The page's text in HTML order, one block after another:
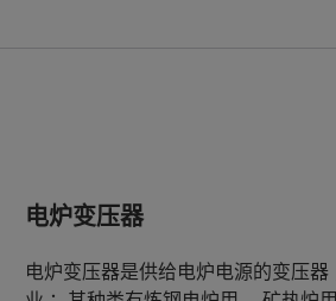
电炉变压器
电炉变压器是供给电炉电源的变压